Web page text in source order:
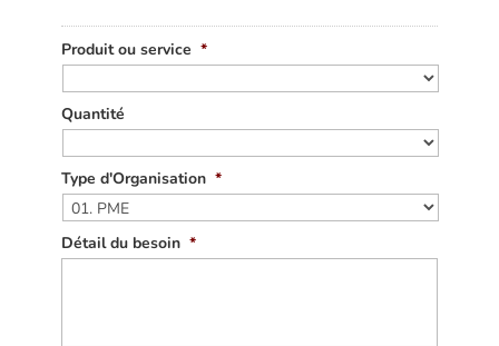
Produit ou service *
Quantité
Type d'Organisation *
Détail du besoin *